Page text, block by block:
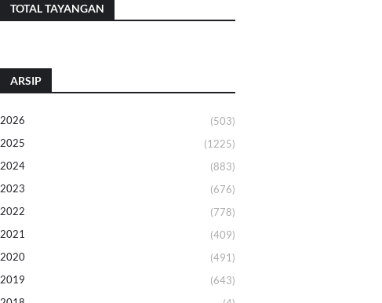
TOTAL TAYANGAN
ARSIP
2026
(503)
2025
(1225)
2024
(883)
2023
(676)
2022
(778)
2021
(409)
2020
(491)
2019
(643)